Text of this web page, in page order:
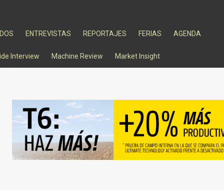
ENTREVISTAS REPORTAJES FERIAS AGENDA
Interview Machine Review Market Insight